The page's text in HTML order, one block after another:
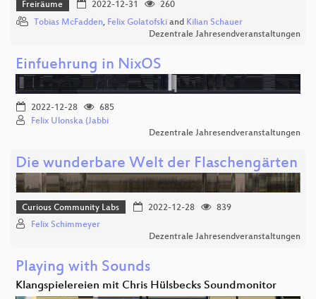
Freiräume 2022-12-31
260
Tobias McFadden, Felix Golatofski and Kilian Schauer
Dezentrale Jahresendveranstaltungen
Einfuehrung in NixOS
2022-12-28
685
Felix Ulonska (Jabbi
Dezentrale Jahresendveranstaltungen
Die wunderbare Welt der Flaschengärten
Curious Community Labs 2022-12-28
839
Felix Schimmeyer
Dezentrale Jahresendveranstaltungen
Playing with Sounds
Klangspielereien mit Chris Hülsbecks Soundmonitor